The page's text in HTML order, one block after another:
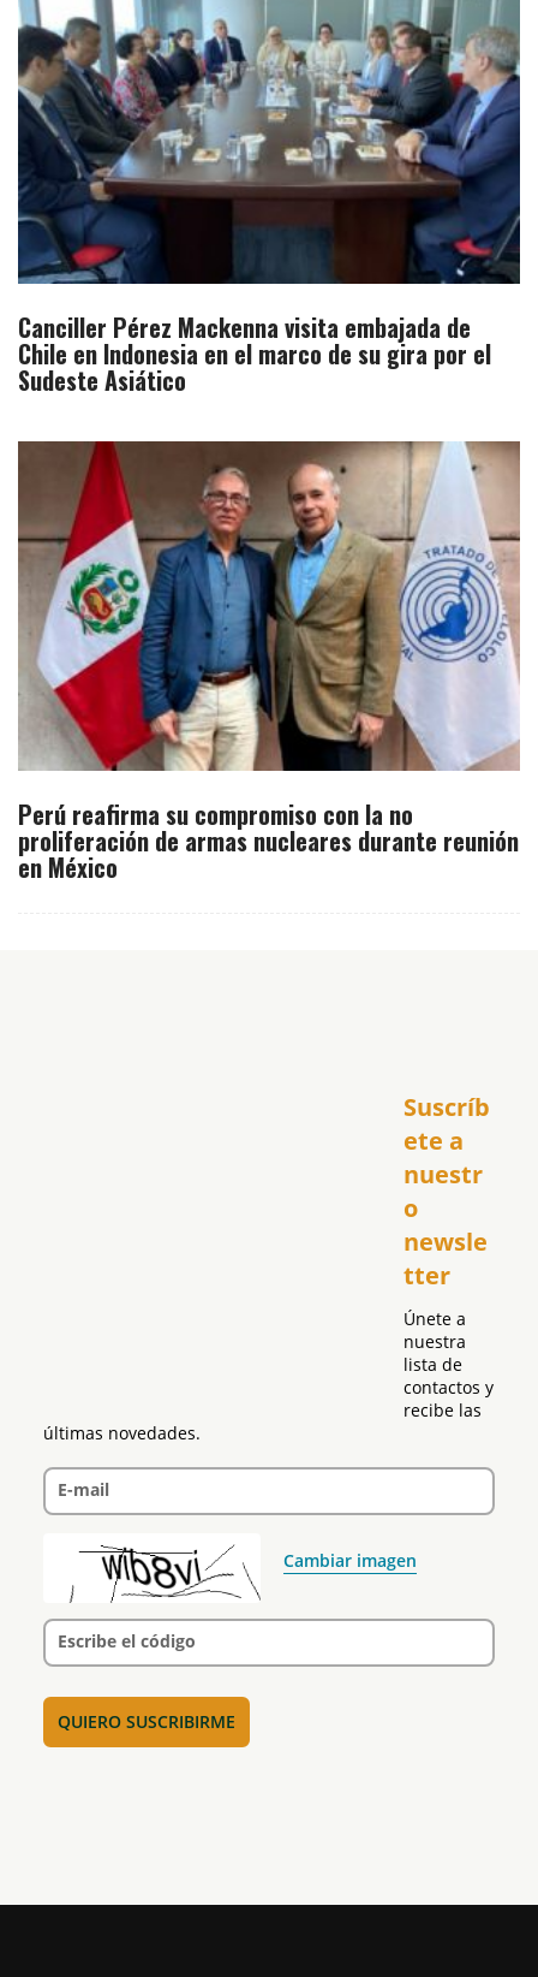
Canciller Pérez Mackenna visita embajada de
Chile en Indonesia en el marco de su gira por el
Sudeste Asiático
Perú reafirma su compromiso con la no
proliferación de armas nucleares durante reunión
en México
Suscríb
ete a
nuestr
o
newsle
tter
Únete a
nuestra
lista de
contactos y
recibe las
últimas novedades.
E-mail
Cambiar imagen
Escribe el código